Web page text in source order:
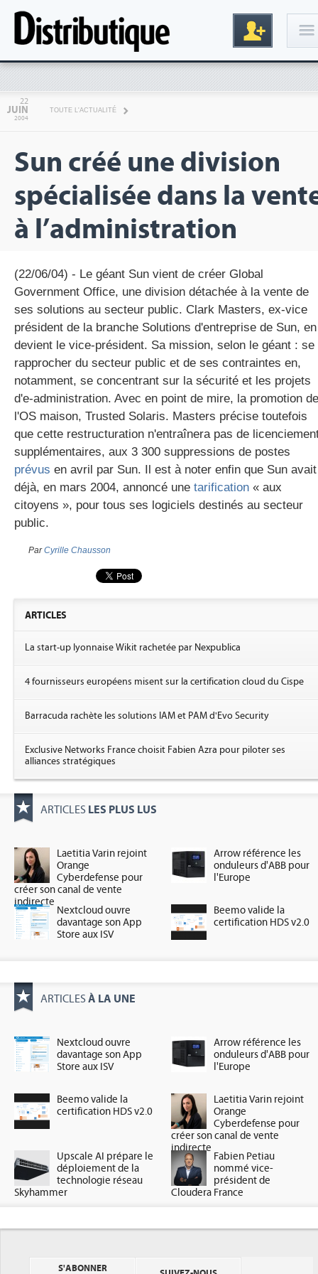
Inscription
gratuite
22
JUIN
2004
TOUTE L'ACTUALITÉ
Sun créé une division
spécialisée dans la
à l’administration
(22/06/04) - Le géant Sun vient de créer Global
Government Office, une division détachée à la vente de
ses solutions au secteur public. Clark Masters, ex-vice
président de la branche Solutions d'entreprise de Sun, en
devient le vice-président. Sa mission, selon le géant : se
rapprocher du secteur public et de ses contraintes en,
notamment, se concentrant sur la sécurité et les projets
d'e-administration. Avec en point de mire, la promotion de
l'OS maison, Trusted Solaris. Masters précise toutefois
que cette restructuration n'entraînera pas de
supplémentaires, aux 3 300 suppressions de postes
prévus en avril par Sun. Il est à noter enfin que Sun avait
déjà, en mars 2004, annoncé une tarification « aux
citoyens », pour tous ses logiciels destinés au secteur
public.
ParCyrille Chausson
ARTICLES
La start-up lyonnaise Wikit rachetée par Nexpublica
4 fournisseurs européens misent sur la certification cloud du Cispe
Barracuda rachète les solutions IAM et PAM d'Evo Security
Exclusive Networks France choisit Fabien Azra pour piloter ses
alliances stratégiques
ARTICLES LES PLUS LUS
Laetitia Varin rejoint
Orange
Cyberdefense pour
créer son canal de vente
indirecte
Arrow référence les
onduleurs d'ABB pour
l'Europe
Nextcloud ouvre
davantage son App
Store aux ISV
Beemo valide la
certification HDS v2.0
ARTICLES À LA UNE
Nextcloud ouvre
davantage son App
Store aux ISV
Arrow référence les
onduleurs d'ABB pour
l'Europe
Beemo valide la
certification HDS v2.0
Laetitia Varin rejoint
Orange
Cyberdefense pour
créer son canal de vente
indirecte
Upscale AI prépare le
déploiement de la
technologie réseau
Skyhammer
Fabien Petiau
nommé vice-
président de
Cloudera France
S'ABONNER